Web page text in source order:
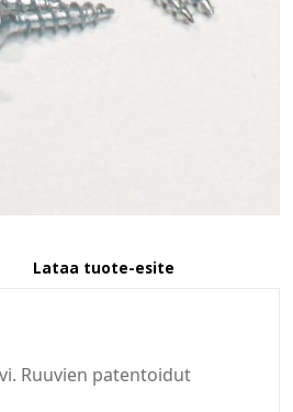
Lataa tuote-esite
Ruuvien patentoidut